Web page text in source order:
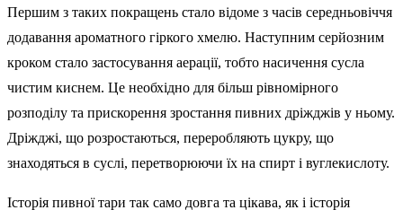
Першим з таких покращень стало відоме з часів середньовіччя
додавання ароматного гіркого хмелю. Наступним серйозним
кроком стало застосування аерації, тобто насичення сусла
чистим киснем. Це необхідно для більш рівномірного
розподілу та прискорення зростання пивних дріжджів у ньому.
Дріжджі, що розростаються, переробляють цукру, що
знаходяться в суслі, перетворюючи їх на спирт і вуглекислоту.
Історія пивної тари так само довга та цікава, як і історія